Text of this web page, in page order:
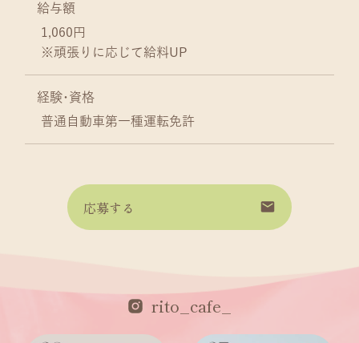
給与額
1,060円
※頑張りに応じて給料UP
経験･資格
普通自動車第一種運転免許
応募する
rito_cafe_